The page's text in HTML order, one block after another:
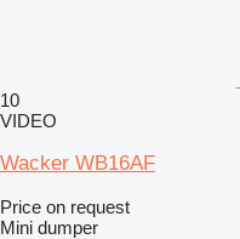
10
VIDEO
Wacker WB16AF
Price on request
Mini dumper